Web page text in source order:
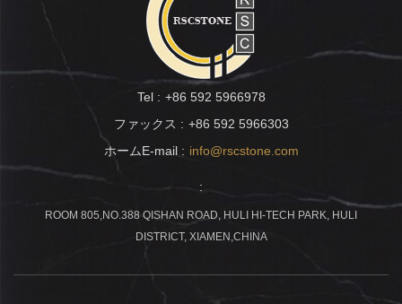
Tel : +86 592 5966978
ファックス : +86 592 5966303
ホームE-mail : info@rscstone.com
:
ROOM 805,NO.388 QISHAN ROAD, HULI HI-TECH PARK, HULI
DISTRICT, XIAMEN,CHINA